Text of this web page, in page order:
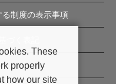
制度の表示事項
These
properly
how our site